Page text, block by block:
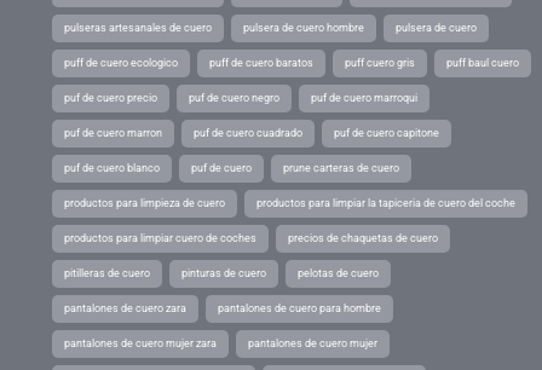
pulseras artesanales de cuero pulsera de cuero hombre pulsera de cuero
puff de cuero ecologico puff de cuero baratos puff cuero gris puff baul cuero
puf de cuero precio puf de cuero negro puf de cuero marroqui
puf de cuero marron puf de cuero cuadrado puf de cuero capitone
puf de cuero blanco puf de cuero prune carteras de cuero
productos para limpieza de cuero productos para limpiar la tapiceria de cuero del coche
productos para limpiar cuero de coches precios de chaquetas de cuero
pitilleras de cuero pinturas de cuero pelotas de cuero
pantalones de cuero zara pantalones de cuero para hombre
pantalones de cuero mujer zara pantalones de cuero mujer